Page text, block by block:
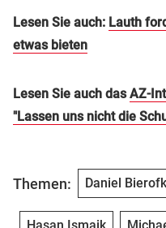
Lesen Sie auch: Lauth
etwas bieten
Lesen Sie auch dasAZ-
"Lassen uns nicht die
Themen: Daniel